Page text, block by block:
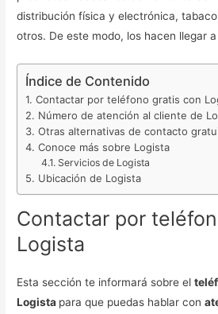
distribución física y electrónica,
otros. De este modo, los hacen llegar
Índice de Contenido
Contactar por teléfono gratis con
Número de atención al cliente de
Otras alternativas de contacto
Conoce más sobre Logista
Servicios de Logista
Ubicación de Logista
Contactar por
Logista
Esta sección te informará sobre el
Logista para que puedas hablar con